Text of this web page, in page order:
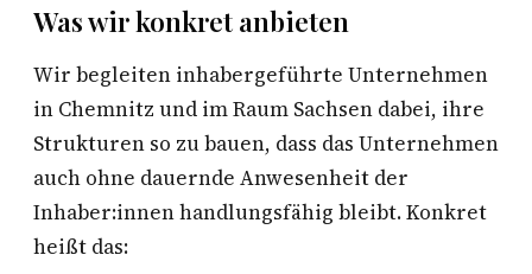
Was wir konkret anbieten
Wir begleiten inhabergeführte Unternehmen
in Chemnitz und im Raum Sachsen dabei, ihre
Strukturen so zu bauen, dass das Unternehmen
auch ohne dauernde Anwesenheit der
Inhaber:innen handlungsfähig bleibt. Konkret
heißt das: